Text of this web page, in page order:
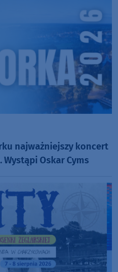
najważniejszy koncert
Oskar Cyms